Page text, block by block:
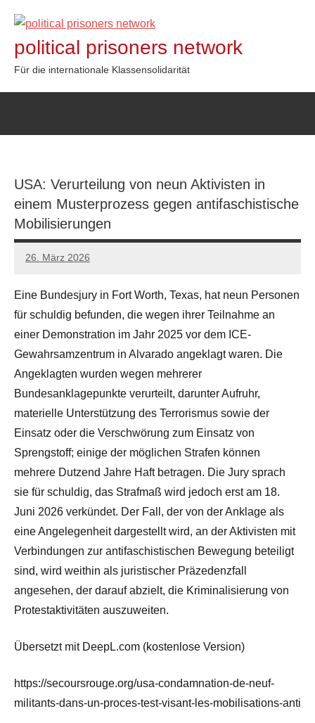
Inhalt
springen
political prisoners network
Für die internationale Klassensolidarität
USA: Verurteilung von neun Aktivisten in
einem Musterprozess gegen antifaschistische
Mobilisierungen
26. März 2026
network
Eine Bundesjury in Fort Worth, Texas, hat neun Personen
für schuldig befunden, die wegen ihrer Teilnahme an
einer Demonstration im Jahr 2025 vor dem ICE-
Gewahrsamzentrum in Alvarado angeklagt waren. Die
Angeklagten wurden wegen mehrerer
Bundesanklagepunkte verurteilt, darunter Aufruhr,
materielle Unterstützung des Terrorismus sowie der
Einsatz oder die Verschwörung zum Einsatz von
Sprengstoff; einige der möglichen Strafen können
mehrere Dutzend Jahre Haft betragen. Die Jury sprach
sie für schuldig, das Strafmaß wird jedoch erst am 18.
Juni 2026 verkündet. Der Fall, der von der Anklage als
eine Angelegenheit dargestellt wird, an der Aktivisten mit
Verbindungen zur antifaschistischen Bewegung beteiligt
sind, wird weithin als juristischer Präzedenzfall
angesehen, der darauf abzielt, die Kriminalisierung von
Protestaktivitäten auszuweiten.
Übersetzt mit DeepL.com (kostenlose Version)
https://secoursrouge.org/usa-condamnation-de-neuf-
militants-dans-un-proces-test-visant-les-mobilisations-anti